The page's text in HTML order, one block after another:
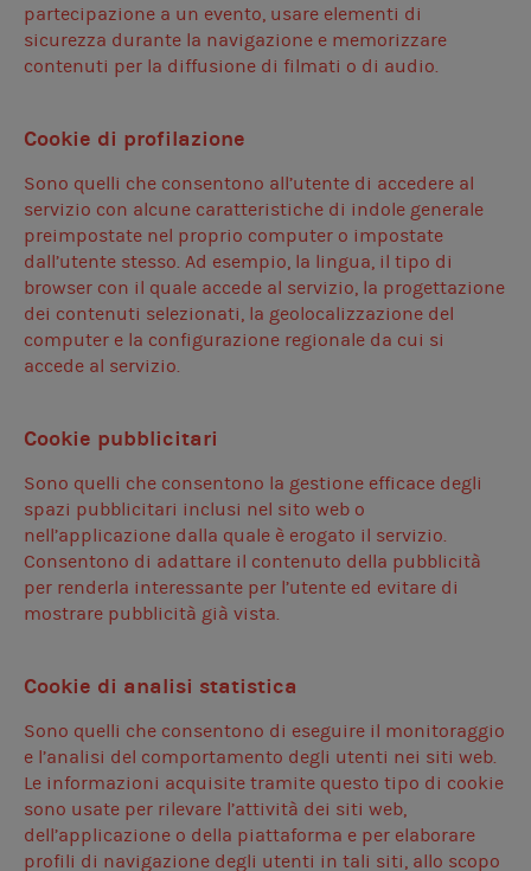
partecipazione a un evento, usare elementi di
sicurezza durante la navigazione e memorizzare
contenuti per la diffusione di filmati o di audio.
Cookie di profilazione
Sono quelli che consentono all’utente di accedere al
servizio con alcune caratteristiche di indole generale
preimpostate nel proprio computer o impostate
dall’utente stesso. Ad esempio, la lingua, il tipo di
browser con il quale accede al servizio, la progettazione
dei contenuti selezionati, la geolocalizzazione del
computer e la configurazione regionale da cui si
accede al servizio.
Cookie pubblicitari
Sono quelli che consentono la gestione efficace degli
spazi pubblicitari inclusi nel sito web o
nell’applicazione dalla quale è erogato il servizio.
Consentono di adattare il contenuto della pubblicità
per renderla interessante per l’utente ed evitare di
mostrare pubblicità già vista.
Cookie di analisi statistica
Sono quelli che consentono di eseguire il monitoraggio
e l’analisi del comportamento degli utenti nei siti web.
Le informazioni acquisite tramite questo tipo di cookie
sono usate per rilevare l’attività dei siti web,
dell’applicazione o della piattaforma e per elaborare
profili di navigazione degli utenti in tali siti, allo scopo